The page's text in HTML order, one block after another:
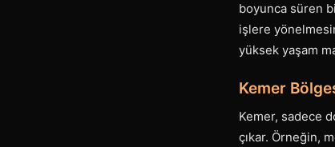
boyunca süren
işlere
yüksek yaşam
Kemer
Kemer, sadece
çıkar. Örneğin,